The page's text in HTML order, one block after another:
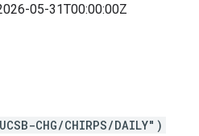
05-31T00:00:00Z
CHG/CHIRPS/DAILY")